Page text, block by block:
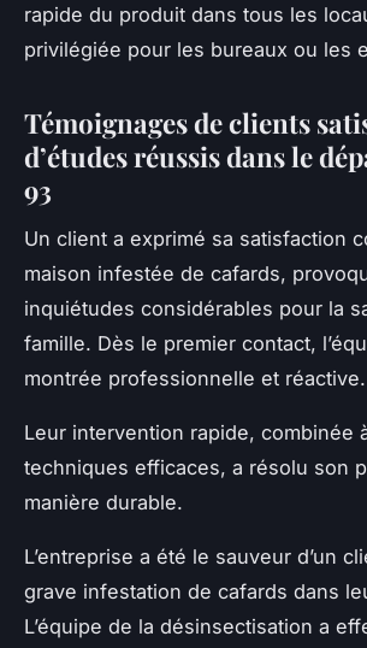
rapide du produit dans tous les
privilégiée pour les bureaux ou les
Témoignages de clients
d’études réussis dans le
93
Un client a exprimé sa satisfaction
maison infestée de cafards,
inquiétudes considérables pour la
famille. Dès le premier contact,
montrée professionnelle et réactive.
Leur intervention rapide, combinée
techniques efficaces, a résolu son
manière durable.
L’entreprise a été le sauveur d’un
grave infestation de cafards dans
L’équipe de la désinsectisation a